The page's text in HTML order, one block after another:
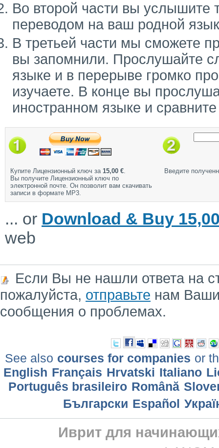
Во второй части вы услышите
переводом на ваш родной
В третьей части мы сможете
вы запомнили. Прослушайте
языке и в перерыве громко
изучаете. В конце вы
иностранном языке и
Купите Лицензионный ключ за 15,00 €.
Вы получите Лицензионный ключ по
электронной почте. Он позволит вам скачивать
записи в формате MP3.
Введите
... or Download & Buy
web
Если Вы не нашли ответа на
пожалуйста, отправьте нам
сообщения о проблемах.
See also courses for companies or
English Français Hrvatski Italiano
Português brasileiro Română
Български Еspañol
Иврит для